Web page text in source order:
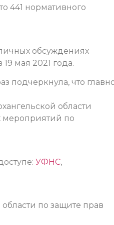
441 нормативного
обсуждениях
мая 2021 года.
подчеркнула, что
области
мероприятий по
УФНС,
по защите прав